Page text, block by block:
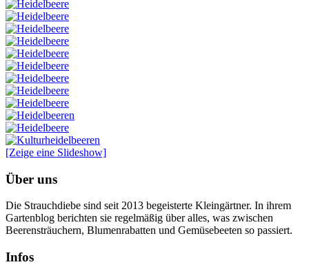
[Zeige eine Slideshow]
Über uns
Die Strauchdiebe sind seit 2013 begeisterte Kleingärtner. In ihrem
Gartenblog berichten sie regelmäßig über alles, was zwischen
Beerensträuchern, Blumenrabatten und Gemüsebeeten so passiert.
Infos